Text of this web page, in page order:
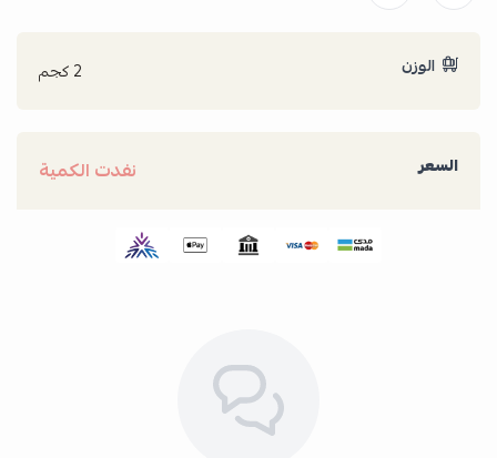
الوزن 2 كجم
السعر نفدت الكمية